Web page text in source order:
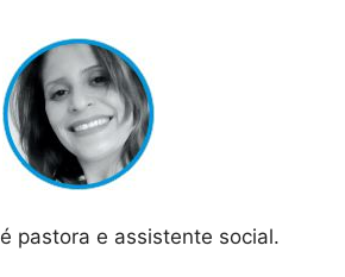
é pastora e assistente social.